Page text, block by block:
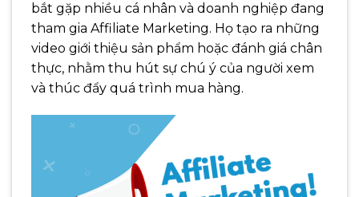
bắt gặp nhiều cá nhân và doanh nghiệp đang
tham gia Affiliate Marketing. Họ tạo ra những
video giới thiệu sản phẩm hoặc đánh giá chân
thực, nhằm thu hút sự chú ý của người xem
và thúc đẩy quá trình mua hàng.